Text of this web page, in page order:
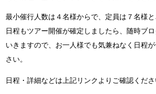
最小催行人数は４名様からで、定員は７名様と
日程もツアー開催が確定しましたら、随時ブ
いきますので、お一人様でも気兼ねなく日程
さい。
日程・詳細などは上記リンクよりご確認くださ